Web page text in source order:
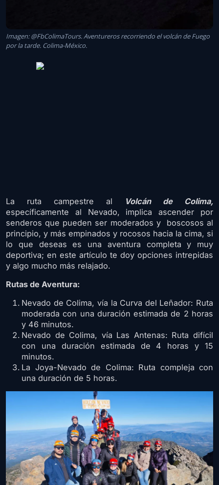
Imagen: @FbColimaTours. Aventureros recorriendo el volcán de Fuego
por la tarde. Colima-México.
La ruta campestre al
Volcán de Colima,
específicamente al Nevado, implica ascender por
senderos que pueden ser moderados y boscosos al
principio, y más empinados y rocosos hacia la cima, si
lo que deseas es una aventura completa y muy
deportiva; en este artículo te doy opciones intrepidas
y algo mucho más relajado.
Rutas de Aventura:
Nevado de Colima, vía la Curva del Leñador: Ruta
moderada con una duración estimada de 2 horas
y 46 minutos.
Nevado de Colima, vía Las Antenas: Ruta difícil
con una duración estimada de 4 horas y 15
minutos.
La Joya-Nevado de Colima: Ruta compleja con
una duración de 5 horas.